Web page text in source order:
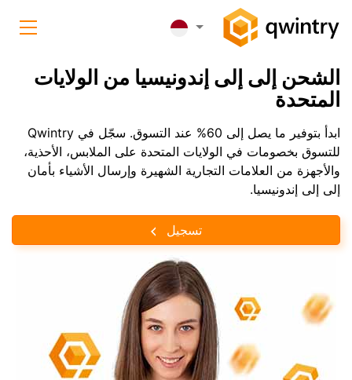
الشحن إلى إلى إندونيسيا من الولايات
المتحدة
ابدأ بتوفير ما يصل إلى 60% عند التسوق. سجّل في Qwintry
للتسوق بخصومات في الولايات المتحدة على الملابس، الأحذية،
والأجهزة من العلامات التجارية الشهيرة وإرسال الأشياء بأمان
إلى إلى إندونيسيا.
تسجيل